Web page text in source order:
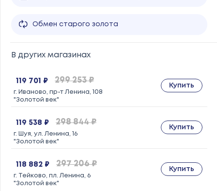
Обмен старого золота
В других магазинах
119 701 ₽ 299 253 ₽
г. Иваново, пр-т Ленина, 108
"Золотой век"
Купить
119 538 ₽ 298 844 ₽
г. Шуя, ул. Ленина, 16
"Золотой век"
Купить
118 882 ₽ 297 206 ₽
г. Тейково, пл. Ленина, 6
"Золотой век"
Купить